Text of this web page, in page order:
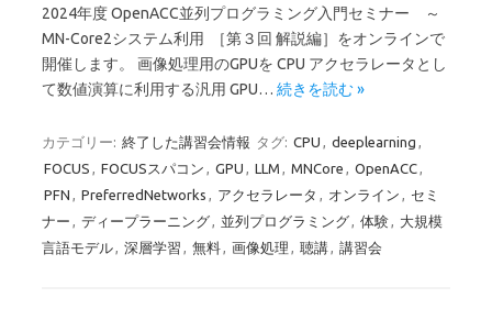
2024年度 OpenACC並列プログラミング入門セミナー ～
MN-Core2システム利用 ［第３回 解説編］をオンラインで
開催します。 画像処理用のGPUを CPU アクセラレータとし
て数値演算に利用する汎用 GPU… 続きを読む »
カテゴリー: 終了した講習会情報 タグ: CPU , deeplearning ,
FOCUS , FOCUSスパコン , GPU , LLM , MNCore , OpenACC,
PFN , PreferredNetworks , アクセラレータ , オンライン , セミ
ナー , ディープラーニング, 並列プログラミング, 体験, 大規模
言語モデル, 深層学習 , 無料, 画像処理 , 聴講, 講習会